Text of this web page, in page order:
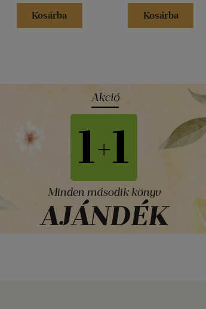
Kosárba
Kosárba